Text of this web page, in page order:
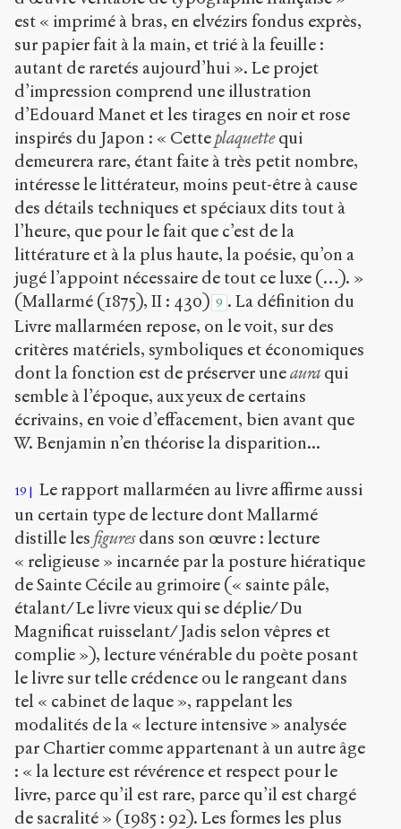
est « imprimé à bras, en elvézirs fondus exprès,
sur papier fait à la main, et trié à la feuille :
autant de raretés aujourd’hui ». Le projet
d’impression comprend une illustration
d’Edouard Manet et les tirages en noir et rose
inspirés du Japon : « Cetteplaquettequi
demeurera rare, étant faite à très petit nombre,
intéresse le littérateur, moins peut-être à cause
des détails techniques et spéciaux dits tout à
l’heure, que pour le fait que c’est de la
littérature et à la plus haute, la poésie, qu’on a
jugé l’appoint nécessaire de tout ce luxe (…). »
(Mallarmé (1875), II : 430) 9 . La définition du
Livre mallarméen repose, on le voit, sur des
critères matériels, symboliques et économiques
dont la fonction est de préserver uneaura qui
semble à l’époque, aux yeux de certains
écrivains, en voie d’effacement, bien avant que
W. Benjamin n’en théorise la disparition...
19
Le rapport mallarméen au livre affirme aussi
un certain type de lecture dont Mallarmé
distille les figuresdans son œuvre : lecture
« religieuse » incarnée par la posture hiératique
de Sainte Cécile au grimoire (« sainte pâle,
étalant/ Le livre vieux qui se déplie/ Du
Magnificat ruisselant/ Jadis selon vêpres et
complie »), lecture vénérable du poète posant
le livre sur telle crédence ou le rangeant dans
tel « cabinet de laque », rappelant les
modalités de la « lecture intensive » analysée
par Chartier comme appartenant à un autre âge
: « la lecture est révérence et respect pour le
livre, parce qu’il est rare, parce qu’il est chargé
de sacralité » (1985 : 92). Les formes les plus